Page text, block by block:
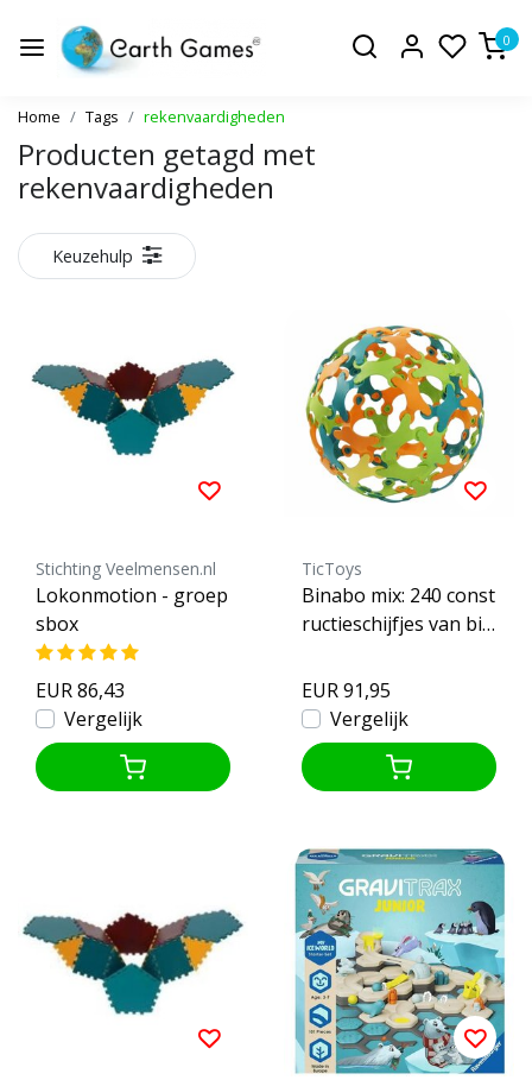
0
Home Tags rekenvaardigheden
Producten getagd met
rekenvaardigheden
Keuzehulp
Stichting Veelmensen.nl
Lokonmotion - groep
sbox
EUR 86,43
Vergelijk
TicToys
Binabo mix: 240 const
ructieschijfjes van bio
EUR 91,95
Vergelijk